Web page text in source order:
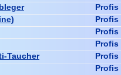
Profis
Profis
Profis
Profis
Taucher
Profis
Profis